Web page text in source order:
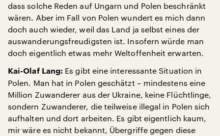
dass solche Reden auf Ungarn und Polen beschränkt
wären. Aber im Fall von Polen wundert es mich dann
doch auch wieder, weil das Land ja selbst eines der
auswanderungsfreudigsten ist. Insofern würde man
doch eigentlich etwas mehr Weltoffenheit erwarten.
Kai-Olaf Lang: Es gibt eine interessante Situation in
Polen. Man hat in Polen geschätzt – mindestens eine
Million Zuwanderer aus der Ukraine, keine Flüchtlinge,
sondern Zuwanderer, die teilweise illegal in Polen sich
aufhalten und dort arbeiten. Es gibt eigentlich kaum,
mir wäre es nicht bekannt, Übergriffe gegen diese